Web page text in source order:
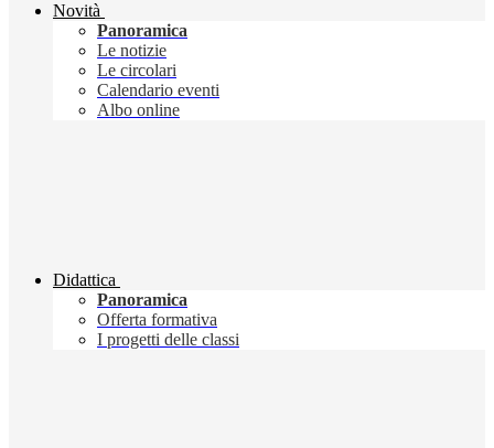
Novità
Panoramica
Le notizie
Le circolari
Calendario eventi
Albo online
Didattica
Panoramica
Offerta formativa
I progetti delle classi